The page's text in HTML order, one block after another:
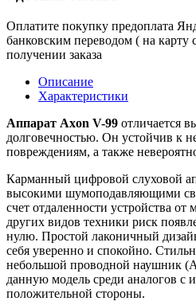
Оплатите покупку предоплата
банковским переводом ( на карту
получении заказа
Описание
Характеристики
Аппарат Axon V-99 отличается
долговечностью. Он устойчив к
повреждениям, а также
Карманный цифровой слуховой
высокими шумоподавляющими
счет отдаленности устройства
других видов техники риск
нулю. Простой лаконичный
себя уверенно и спокойно.
небольшой проводной наушник
данную модель среди аналогов с
положительной стороны.